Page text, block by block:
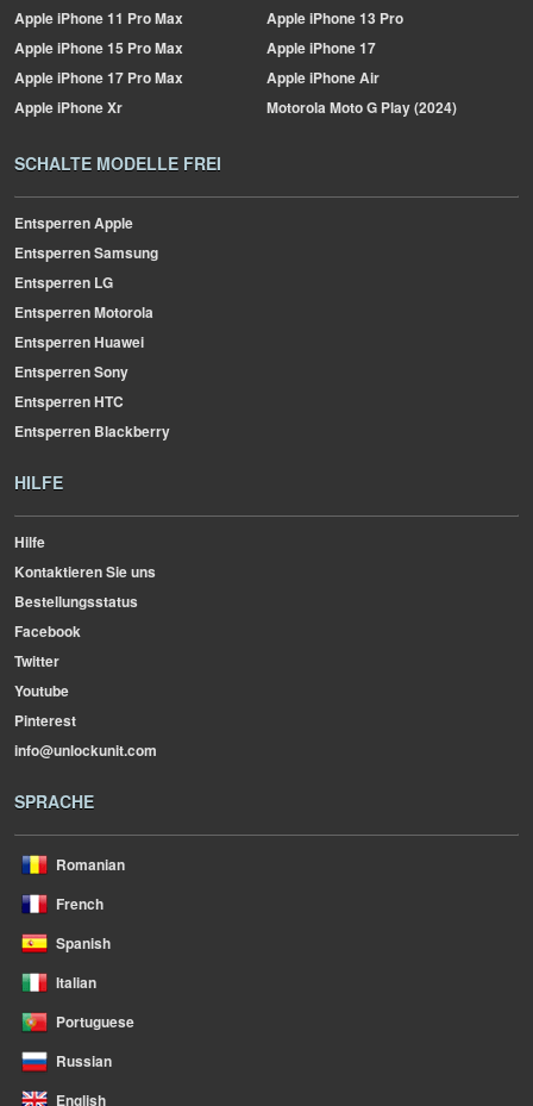
AppleiPhone 11 Pro Max AppleiPhone 13 Pro
AppleiPhone 15 Pro Max AppleiPhone 17
AppleiPhone 17 Pro Max AppleiPhone Air
AppleiPhone Xr MotorolaMoto G Play (2024)
SCHALTE MODELLE FREI
Entsperren Apple
Entsperren Samsung
Entsperren LG
Entsperren Motorola
Entsperren Huawei
Entsperren Sony
Entsperren HTC
Entsperren Blackberry
HILFE
Hilfe
Kontaktieren Sie uns
Bestellungsstatus
Facebook
Twitter
Youtube
Pinterest
info@unlockunit.com
SPRACHE
Romanian
French
Spanish
Italian
Portuguese
Russian
English